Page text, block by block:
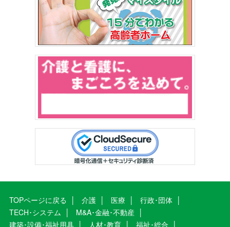
TOPページに戻る 介護 医療
行政･団体
TECH･システム
M&A･金融･不動産
建築･設備･福祉用具
人材･教育 福祉･総合